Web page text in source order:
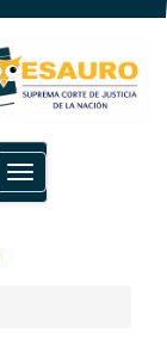
Toggle
navigation